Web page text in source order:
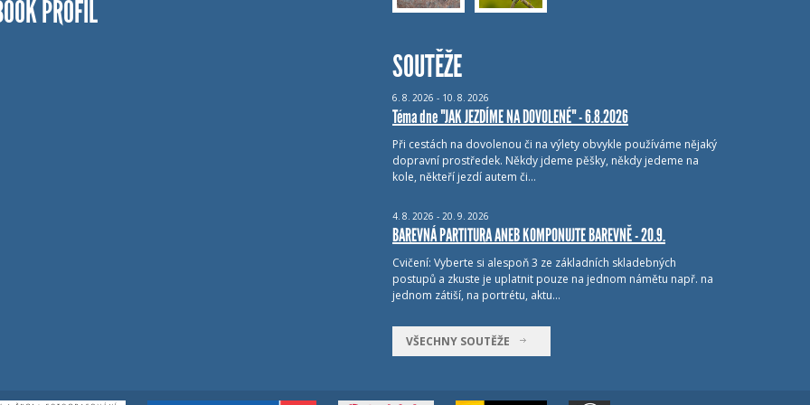
PROFIL
SOUTĚŽE
6. 8. 2026 - 10. 8. 2026
Téma dne "JAK JEZDÍME NA DOVOLENÉ" - 6.8.2026
Při cestách na dovolenou či na výlety obvykle používáme nějaký
dopravní prostředek. Někdy jdeme pěšky, někdy jedeme na
kole, někteří jezdí autem či…
4. 8. 2026 - 20. 9. 2026
BAREVNÁ PARTITURA ANEB KOMPONUJTE BAREVNĚ - 20.9.
Cvičení: Vyberte si alespoň 3 ze základních skladebných
postupů a zkuste je uplatnit pouze na jednom námětu např. na
jednom zátiší, na portrétu, aktu…
VŠECHNY SOUTĚŽE